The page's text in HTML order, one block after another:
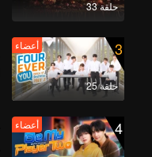
حلقة 33
3
حلقة 25
أعضاء
4 أعضاء